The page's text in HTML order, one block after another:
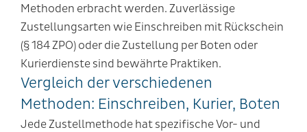
Methoden erbracht werden. Zuverlässige
Zustellungsarten wie Einschreiben mit Rückschein
(§ 184 ZPO) oder die Zustellung per Boten oder
Kurierdienste sind bewährte Praktiken.
Vergleich der verschiedenen
Methoden: Einschreiben, Kurier, Boten
Jede Zustellmethode hat spezifische Vor- und